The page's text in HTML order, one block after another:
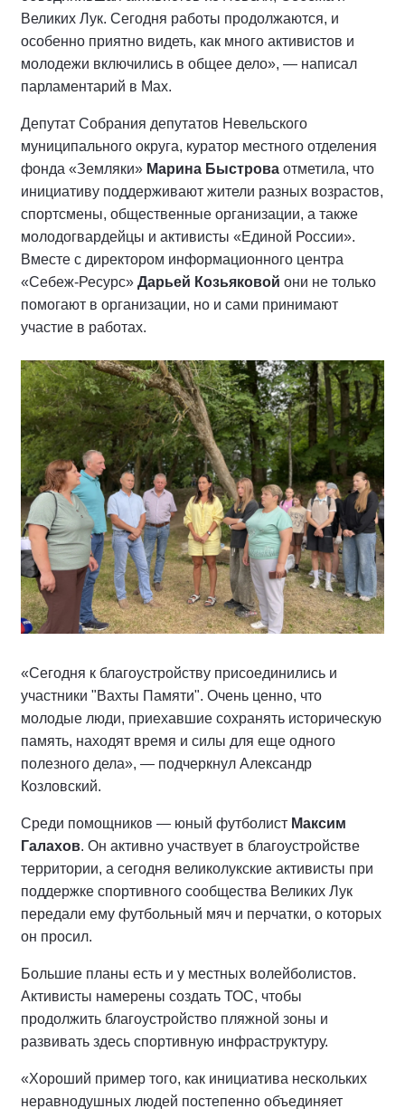
Великих Лук. Сегодня работы продолжаются, и
особенно приятно видеть, как много активистов и
молодежи включились в общее дело», — написал
парламентарий в Мах.
Депутат Собрания депутатов Невельского
муниципального округа, куратор местного отделения
фонда «Земляки» Марина Быстрова отметила, что
инициативу поддерживают жители разных возрастов,
спортсмены, общественные организации, а также
молодогвардейцы и активисты «Единой России».
Вместе с директором информационного центра
«Себеж-Ресурс» Дарьей Козьяковой они не только
помогают в организации, но и сами принимают
участие в работах.
«Сегодня к благоустройству присоединились и
участники "Вахты Памяти". Очень ценно, что
молодые люди, приехавшие сохранять историческую
память, находят время и силы для еще одного
полезного дела», — подчеркнул Александр
Козловский.
Среди помощников — юный футболист Максим
Галахов. Он активно участвует в благоустройстве
территории, а сегодня великолукские активисты при
поддержке спортивного сообщества Великих Лук
передали ему футбольный мяч и перчатки, о которых
он просил.
Большие планы есть и у местных волейболистов.
Активисты намерены создать ТОС, чтобы
продолжить благоустройство пляжной зоны и
развивать здесь спортивную инфраструктуру.
«Хороший пример того, как инициатива нескольких
неравнодушных людей постепенно объединяет